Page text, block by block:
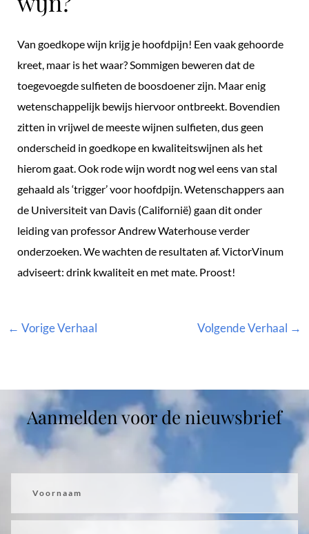
Van goedkope wijn krijg je hoofdpijn! Een vaak gehoorde
kreet, maar is het waar? Sommigen beweren dat de
toegevoegde sulfieten de boosdoener zijn. Maar enig
wetenschappelijk bewijs hiervoor ontbreekt. Bovendien
zitten in vrijwel de meeste wijnen sulfieten, dus geen
onderscheid in goedkope en kwaliteitswijnen als het
hierom gaat. Ook rode wijn wordt nog wel eens van stal
gehaald als ‘trigger’ voor hoofdpijn. Wetenschappers aan
de Universiteit van Davis (Californië) gaan dit onder
leiding van professor Andrew Waterhouse verder
onderzoeken. We wachten de resultaten af. VictorVinum
adviseert: drink kwaliteit en met mate. Proost!
← Vorige Verhaal Volgende Verhaal →
Aanmelden voor de nieuwsbrief